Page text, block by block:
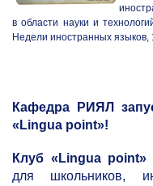
в области науки и
Недели иностранных языков,
Кафедра РИЯЛ
« Lingua point»!
Клуб « Lingua point»
для школьников,